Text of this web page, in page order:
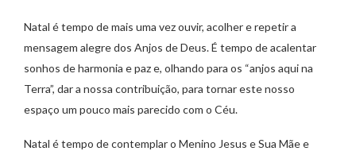
Natal é tempo de mais uma vez ouvir, acolher e repetir a
mensagem alegre dos Anjos de Deus. É tempo de acalentar
sonhos de harmonia e paz e, olhando para os “anjos aqui na
Terra”, dar a nossa contribuição, para tornar este nosso
espaço um pouco mais parecido com o Céu.
Natal é tempo de contemplar o Menino Jesus e Sua Mãe e